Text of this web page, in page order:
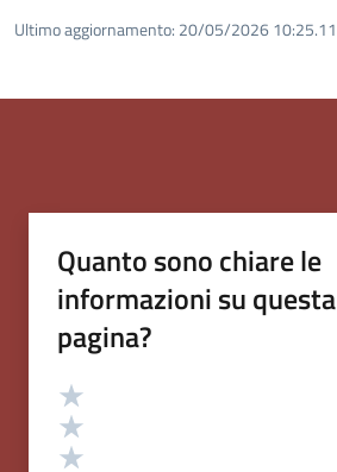
Ultimo aggiornamento: 20/05/2026 10:25.11
Quanto sono chiare le
informazioni su questa
pagina?
Valutazione